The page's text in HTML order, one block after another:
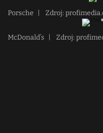
Porsche Zdroj:
McDonald’s Zdroj: